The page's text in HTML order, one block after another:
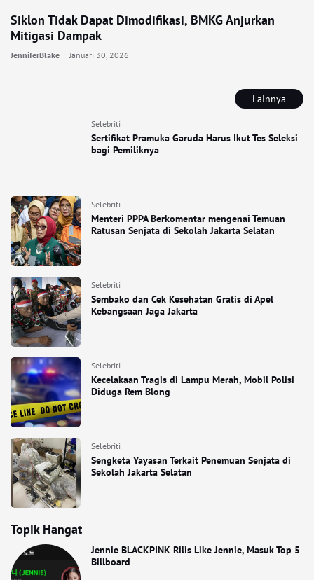
Lainnya
Selebriti
Sertifikat Pramuka Garuda Harus Ikut Tes Seleksi
bagi Pemiliknya
Selebriti
Menteri PPPA Berkomentar mengenai Temuan
Ratusan Senjata di Sekolah Jakarta Selatan
Selebriti
Sembako dan Cek Kesehatan Gratis di Apel
Kebangsaan Jaga Jakarta
Selebriti
Kecelakaan Tragis di Lampu Merah, Mobil Polisi
Diduga Rem Blong
Selebriti
Sengketa Yayasan Terkait Penemuan Senjata di
Sekolah Jakarta Selatan
Topik Hangat
Jennie BLACKPINK Rilis Like Jennie, Masuk Top 5
Billboard
Siklon Tidak Dapat Dimodifikasi, BMKG Anjurkan
Mitigasi Dampak
JenniferBlake Januari 30, 2026